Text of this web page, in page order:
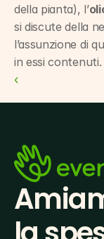
della pianta), l’
si discute della
l’assunzione di
in essi contenuti.
‹